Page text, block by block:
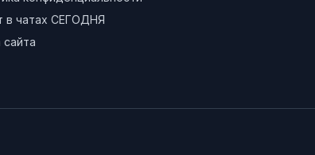
в чатах СЕГОДНЯ
сайта